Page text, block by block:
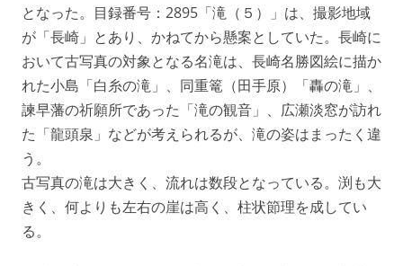
となった。目録番号：2895「滝（５）」は、撮影地域
が「長崎」とあり、かねてから懸案としていた。長崎に
おいて古写真の対象となる名滝は、長崎名勝図絵に描か
れた小島「白糸の滝」、同重篭（田手原）「轟の滝」、
諫早藩の祈願所であった「滝の観音」、広瀬淡窓が訪れ
た「龍頭泉」などが考えられるが、滝の姿はまったく違
う。
古写真の滝は大きく、流れは数段となっている。渕も大
きく、何よりも左右の崖は高く、柱状節理を成してい
る。